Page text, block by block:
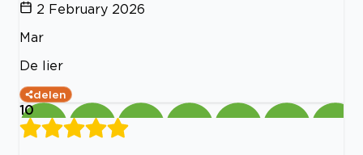
2 February 2026
Mar
De lier
delen
10